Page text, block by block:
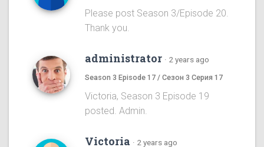
Please post Season 3/Episode 20.
Thank you.
administrator · 2 years ago
Season 3 Episode 17 / Сезон 3 Серия 17
Victoria, Season 3 Episode 19
posted. Admin.
Victoria · 2 years ago